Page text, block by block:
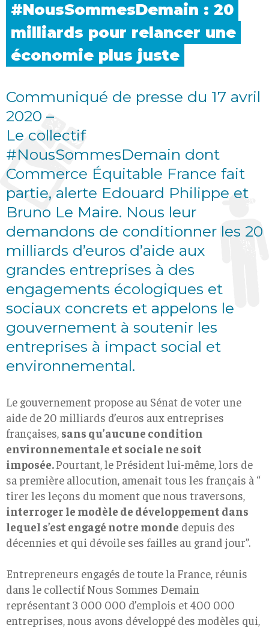
#NousSommesDemain : 20
milliards pour relancer une
économie plus juste
Communiqué de presse du 17 avril
2020 –
Le collectif
#NousSommesDemain dont
Commerce Équitable France fait
partie, alerte Edouard Philippe et
Bruno Le Maire. Nous leur
demandons de conditionner les 20
milliards d’euros d’aide aux
grandes entreprises à des
engagements écologiques et
sociaux concrets et appelons le
gouvernement à soutenir les
entreprises à impact social et
environnemental.
Le gouvernement propose au Sénat de voter une
aide de 20 milliards d’euros aux entreprises
françaises, sans qu’aucune condition
environnementale et sociale ne soit
imposée.Pourtant, le Président lui-même, lors de
sa première allocution, amenait tous les français à “​
tirer les leçons du moment que nous traversons,
interroger le modèle de développement dans
lequel s’est engagé notre monde depuis des
décennies et qui dévoile ses failles au grand jour​”.
Entrepreneurs engagés de toute la France, réunis
dans le collectif ​Nous Sommes Demain
représentant ​3 000 000 d’emplois et ​400 000
entreprises​, nous avons développé des modèles qui,